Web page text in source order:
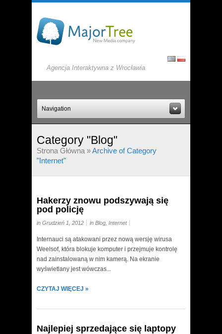
Agencja Interaktywna z Wrocławia
Navigation
Category "Blog"
Strona Główna »Archive of Category
"Internet"
Hakerzy znowu podszywają się
pod policję
in Grudzień 1, 2012 in Blog Internet
Internauci są atakowani przez nową wersję wirusa
Weelsof, która blokuje komputer i przejmuje kontrolę
nad zainstalowaną w nim kamerą. Na ekranie
wyświetlany jest wówczas...
CZYTAJ WIĘCEJ »
Najlepiej sprzedające się laptopy